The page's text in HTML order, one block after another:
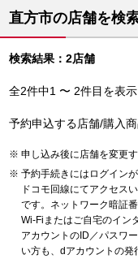
直方市の店舗を検
検索結果：2店舗
全2件中1 〜 2件目を表
予約申込する店舗/購入
申し込み後に店舗を変更
予約手続きにはログインが
ドコモ回線にてアクセス
です。ネットワーク暗証
Wi-Fiまたはご自宅のイン
アカウントのID／パスワ
い方も、dアカウントの発